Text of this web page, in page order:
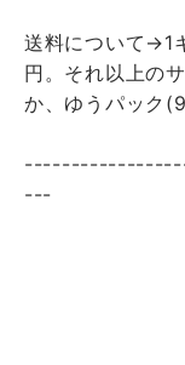
送料について→1
円。それ以上の
か、ゆうパック
---